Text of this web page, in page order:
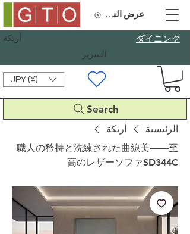
أريكة
​ダイニング
السرير
JPY (¥)
Search
عرض النقاط
الرئيسية
أريكة
職人の矜持と洗練された曲線美——至
高のレザーソファSD344C